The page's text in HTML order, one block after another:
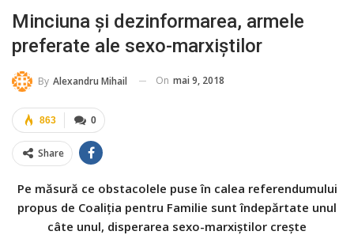
Minciuna și dezinformarea, armele
preferate ale sexo-marxiștilor
By Alexandru Mihail On mai 9, 2018
0
863
Share
Pe măsură ce obstacolele puse în calea referendumului
propus de Coaliția pentru Familie sunt îndepărtate unul
câte unul, disperarea sexo-marxiștilor crește